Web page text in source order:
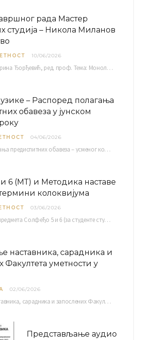
рада Мастер
студија – Никола Миланов
10/06/2026
Ментор: Мр Катарина Ђорђевић, ред. проф. Тема: Монолог емоција Среда, 17. 06. 2026. у 15:30 сати Сала бр. 12 Факултета уметности у Нишу, Кнегиње…
– Распоред полагања
обавеза у јунском
04/06/2026
Распоред полагaња предиспитних обавеза – усменог колоквијума и теста из слушања музике – објављен је…
6 (МТ) и Методика наставе
колоквијума
03/06/2026
Колоквијуми из предмета Солфеђо 5 и 6 (за студенте студијског програма Музичка теорија) и Методика…
наставника, сарадника и
Факултета уметности у
02/06/2026
Анкетирање наставника, сарадника и запослених Факултета уметности у Нишу ради сачињавања Извештаја о самовредновању биће…
Представљање аудио